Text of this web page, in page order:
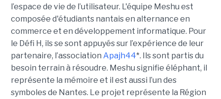
l’espace de vie de l’utilisateur. L'équipe Meshu est
composée d'étudiants nantais en alternance en
commerce et en développement informatique. Pour
le Défi H, ils se sont appuyés sur l’expérience de leur
partenaire, l’association Apajh44*. Ils sont partis du
besoin terrain à résoudre. Meshu signifie éléphant, il
représente la mémoire et il est aussi l’un des
symboles de Nantes. Le projet représente la Région